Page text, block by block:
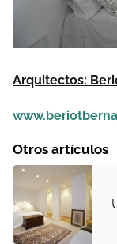
Arquitectos:
Otros artículos